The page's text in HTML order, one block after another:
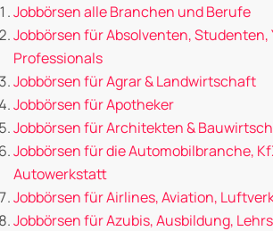
Jobbörsen alle Branchen und Berufe
Jobbörsen für Absolventen, Studenten,
Professionals
Jobbörsen für Agrar & Landwirtschaft
Jobbörsen für Apotheker
Jobbörsen für Architekten &
Jobbörsen für die Automobilbranche,
Autowerkstatt
Jobbörsen für Airlines, Aviation,
Jobbörsen für Azubis, Ausbildung,